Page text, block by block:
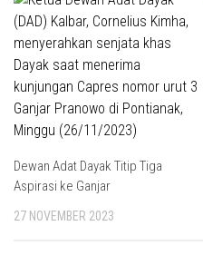
Dewan Adat Dayak Titip Tiga
Aspirasi ke Ganjar
27 NOVEMBER 2023